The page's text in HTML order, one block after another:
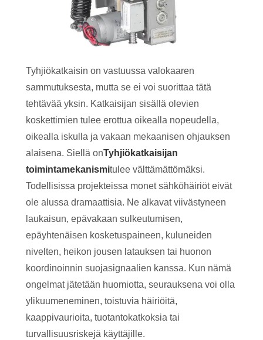
Tyhjiökatkaisin on vastuussa valokaaren
sammutuksesta, mutta se ei voi suorittaa tätä
tehtävää yksin. Katkaisijan sisällä olevien
koskettimien tulee erottua oikealla nopeudella,
oikealla iskulla ja vakaan mekaanisen ohjauksen
alaisena. Siellä onTyhjiökatkaisijan
toimintamekanismitulee välttämättömäksi.
Todellisissa projekteissa monet sähköhäiriöt eivät
ole alussa dramaattisia. Ne alkavat viivästyneen
laukaisun, epävakaan sulkeutumisen,
epäyhtenäisen kosketuspaineen, kuluneiden
nivelten, heikon jousen latauksen tai huonon
koordinoinnin suojasignaalien kanssa. Kun nämä
ongelmat jätetään huomiotta, seurauksena voi olla
ylikuumeneminen, toistuvia häiriöitä,
kaappivaurioita, tuotantokatkoksia tai
turvallisuusriskejä käyttäjille.